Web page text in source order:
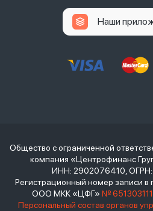
Наши
Общество с ограниченной
компания «Центрофинанс
ИНН: 2902076410, ОГРН:
Регистрационный номер записи в
ООО МКК «ЦФГ» №
Персональный состав органов